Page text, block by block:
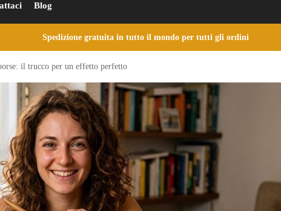
Blog
Spedizione gratuita in tutto il mondo per tutti gli ordini
il trucco per un effetto perfetto